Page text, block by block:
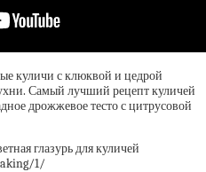
куличи с клюквой и цедрой
Самый лучший рецепт куличей
дрожжевое тесто с цитрусовой
глазурь для куличей
1/